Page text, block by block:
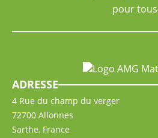
pour tous
ADRESSE
4 Rue du champ du verger
72700 Allonnes
Sarthe, France